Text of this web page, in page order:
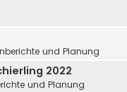
und Planung
2022
und Planung